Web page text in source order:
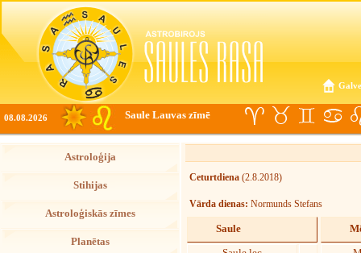
08.08.2026 Saule Lauvas zīmē
Astroloģija
Stihijas
Astroloģiskās zīmes
Planētas
Ceturtdiena (2.8.2018)
Vārda dienas: Normunds Stefans
Saule